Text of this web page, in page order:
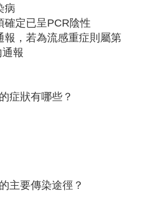
病
確定已呈PCR陰性
報，若為流感重症則屬第
報
症狀有哪些？
主要傳染途徑？